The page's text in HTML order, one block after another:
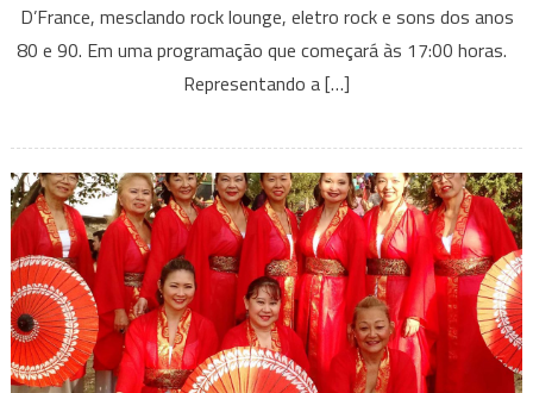
BH,
recebe
shows
sábado
D’France, mesclando rock lounge, eletro rock e sons dos anos
80 e 90. Em uma programação que começará às 17:00 horas.
Representando a […]